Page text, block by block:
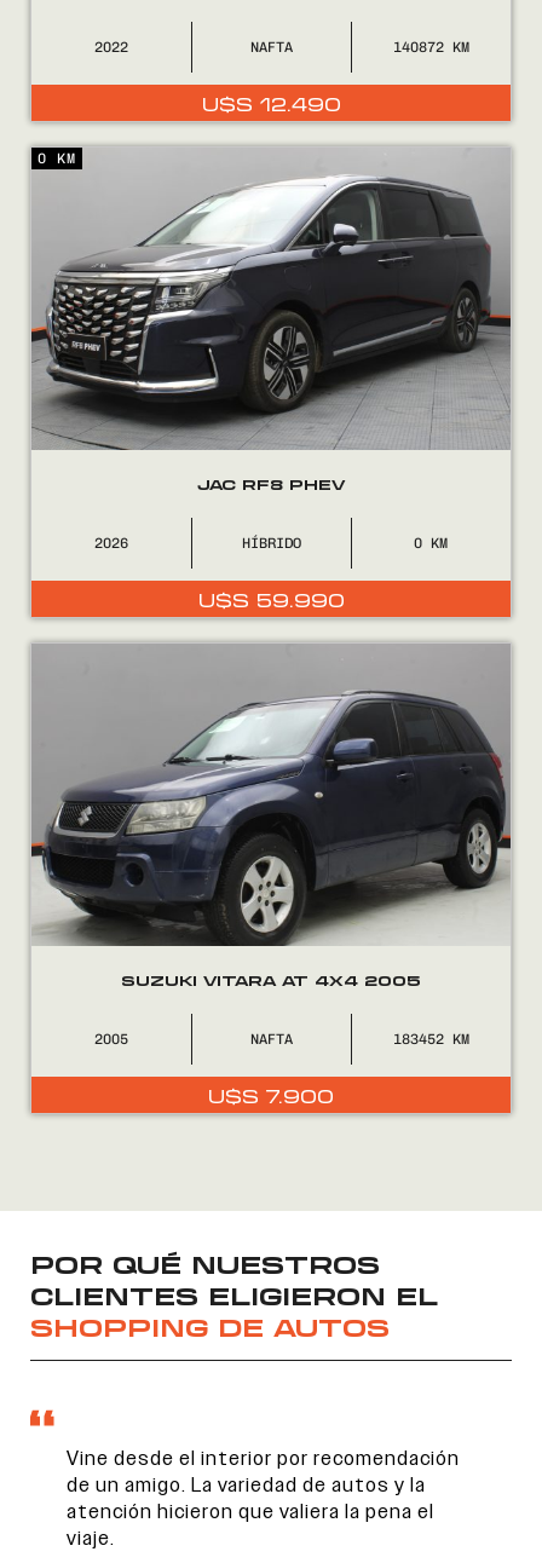
2022 NAFTA 140872
U$S 12.490
JAC RF8 PHEV
2026 HÍBRIDO 0
U$S 59.990
0 KM
SUZUKI VITARA AT 4X4 2005
2005 NAFTA 183452
U$S 7.900
POR QUÉ NUESTROS
CLIENTES ELIGIERON EL
SHOPPING DE AUTOS
Vine desde el interior por recomendación
de un amigo. La variedad de autos y la
atención hicieron que valiera la pena el
viaje.